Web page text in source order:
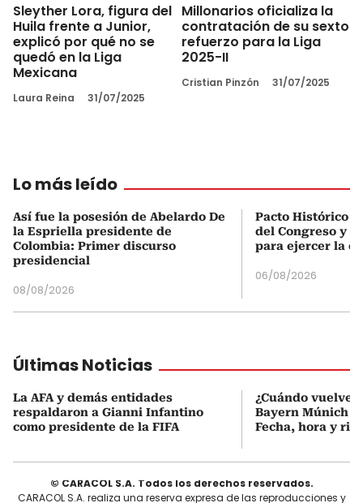
Sleyther Lora, figura del
Huila frente a Junior,
explicó por qué no se
quedó en la Liga
Mexicana
Laura Reina 31/07/2025
Millonarios oficializa la
contratación de su sexto
refuerzo para la Liga
2025-II
Cristian Pinzón 31/07/2025
Lo más leído
Así fue la posesión de Abelardo De
la Espriella presidente de
Colombia: Primer discurso
presidencial
08/08/2026
Pacto Histórico
del Congreso y
para ejercer la
06/08/2026
Últimas Noticias
La AFA y demás entidades
respaldaron a Gianni Infantino
como presidente de la FIFA
¿Cuándo vuelve
Bayern Múnich
Fecha, hora y
© CARACOL S.A. Todos los derechos reservados.
CARACOL S.A. realiza una reserva expresa de las reproducciones y